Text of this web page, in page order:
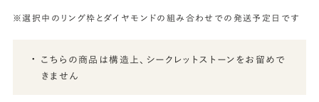
※選択中のリング枠とダイヤモンドの組み合わせでの発送予定日です
こちらの商品は構造上、シークレットストーンをお留めで
きません